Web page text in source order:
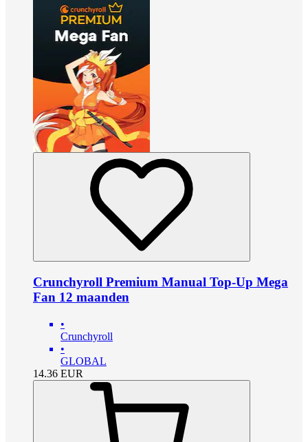
Crunchyroll Premium Manual Top-Up Mega
Fan 12 maanden
•
Crunchyroll
•
GLOBAL
14.36 EUR